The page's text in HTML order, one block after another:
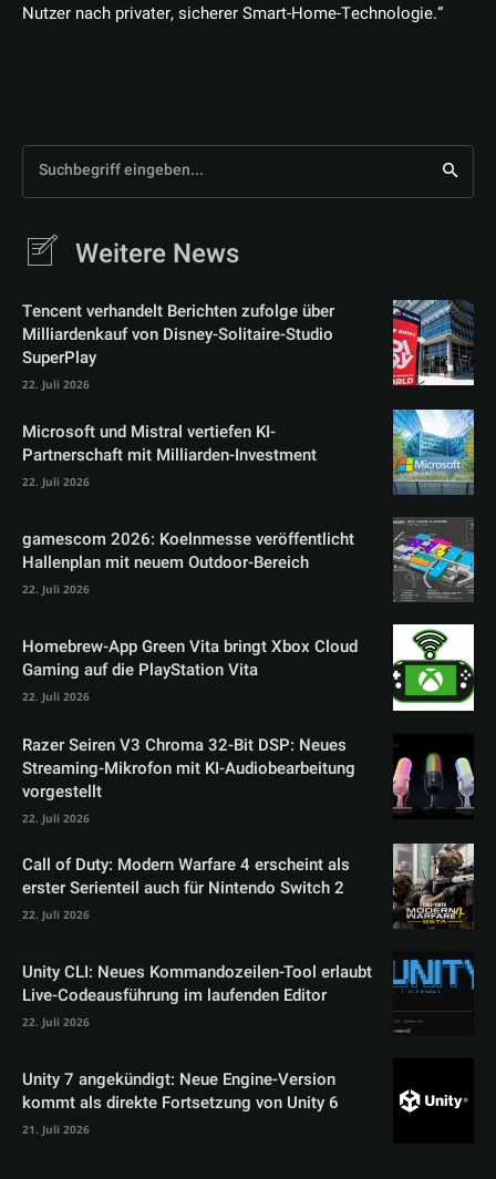
Nutzer nach privater, sicherer Smart-Home-Technologie.“
Suchbegriff eingeben...
Weitere News
Tencent verhandelt Berichten zufolge über
Milliardenkauf von Disney-Solitaire-Studio
SuperPlay
22. Juli 2026
Microsoft und Mistral vertiefen KI-
Partnerschaft mit Milliarden-Investment
22. Juli 2026
gamescom 2026: Koelnmesse veröffentlicht
Hallenplan mit neuem Outdoor-Bereich
22. Juli 2026
Homebrew-App Green Vita bringt Xbox Cloud
Gaming auf die PlayStation Vita
22. Juli 2026
Razer Seiren V3 Chroma 32-Bit DSP: Neues
Streaming-Mikrofon mit KI-Audiobearbeitung
vorgestellt
22. Juli 2026
Call of Duty: Modern Warfare 4 erscheint als
erster Serienteil auch für Nintendo Switch 2
22. Juli 2026
Unity CLI: Neues Kommandozeilen-Tool erlaubt
Live-Codeausführung im laufenden Editor
22. Juli 2026
Unity 7 angekündigt: Neue Engine-Version
kommt als direkte Fortsetzung von Unity 6
21. Juli 2026